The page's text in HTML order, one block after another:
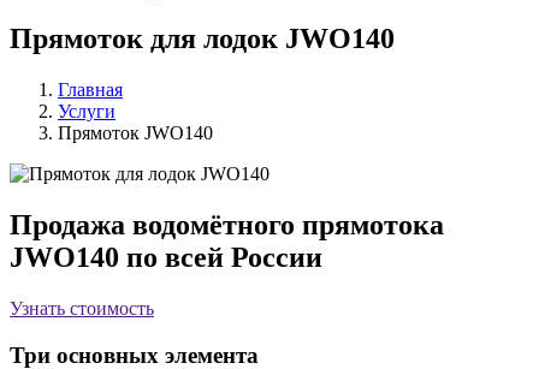
Прямоток для лодок JWO140
Главная
Услуги
Прямоток JWO140
Продажа водомётного прямотока
JWO140 по всей России
Узнать стоимость
Три основных элемента